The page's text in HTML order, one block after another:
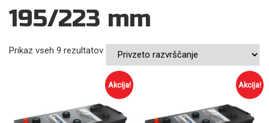
195/223 mm
Prikaz vseh 9 rezultatov
Akcija! Akcija!